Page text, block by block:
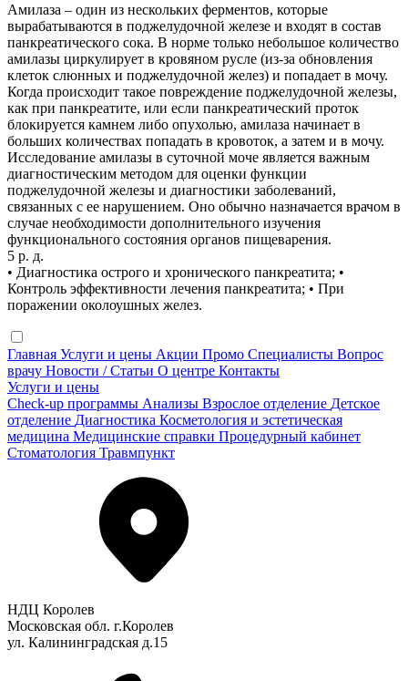
Амилаза – один из нескольких ферментов, которые
вырабатываются в поджелудочной железе и входят в состав
панкреатического сока. В норме только небольшое количество
амилазы циркулирует в кровяном русле (из-за обновления
клеток слюнных и поджелудочной желез) и попадает в мочу.
Когда происходит такое повреждение поджелудочной железы,
как при панкреатите, или если панкреатический проток
блокируется камнем либо опухолью, амилаза начинает в
больших количествах попадать в кровоток, а затем и в мочу.
Исследование амилазы в суточной моче является важным
диагностическим методом для оценки функции
поджелудочной железы и диагностики заболеваний,
связанных с ее нарушением. Оно обычно назначается врачом в
случае необходимости дополнительного изучения
функционального состояния органов пищеварения.
5 р. д.
• Диагностика острого и хронического панкреатита; •
Контроль эффективности лечения панкреатита; • При
поражении околоушных желез.
Главная Услуги и цены Акции Промо Специалисты Вопрос
врачу Новости / Статьи О центре Контакты
Услуги и цены
Check-up программы Анализы Взрослое отделение Детское
отделение Диагностика Косметология и эстетическая
медицина Медицинские справки Процедурный кабинет
Стоматология Травмпункт
НДЦ Королев
Московская обл. г.Королев
ул. Калининградская д.15